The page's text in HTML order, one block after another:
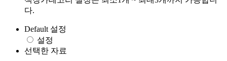
다.
Default 설정
설정
선택한 자료